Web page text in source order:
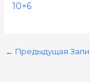
10×6
← Предыдущая